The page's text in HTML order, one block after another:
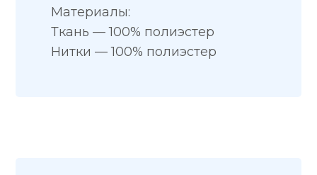
Материалы:
Ткань — 100% полиэстер
Нитки — 100% полиэстер